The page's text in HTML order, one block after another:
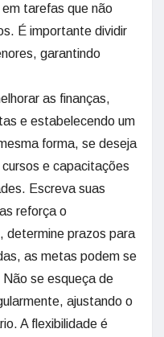
tarefas que não
É importante dividir
garantindo
as finanças,
e estabelecendo um
forma, se deseja
e capacitações
Escreva suas
reforça o
determine prazos para
as metas podem se
se esqueça de
ajustando o
A flexibilidade é